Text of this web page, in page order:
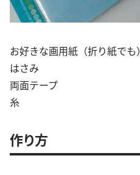
お好きな画用紙（折り紙でも）
はさみ
両面テープ
糸
作り方